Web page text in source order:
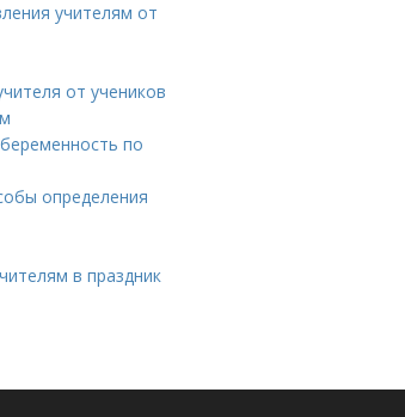
учителям от
от учеников
по
определения
в праздник